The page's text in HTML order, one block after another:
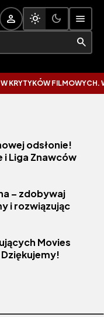
FILMOWYCH.
odsłonie!
i Liga Znawców
– zdobywaj
i rozwiązując
Movies